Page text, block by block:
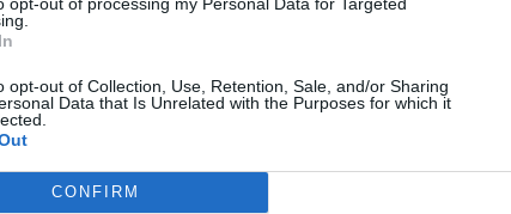
opt-out of Collection, Use, Retention, Sale, and/or Sharing
Data that Is Unrelated with the Purposes for which it
CONFIRM
μέχρι στιγμής, μια ηλικιωμένη και
Κηφισίας, στο ύψος της Εθνικής
διάβαση, και βρίσκονταν στην